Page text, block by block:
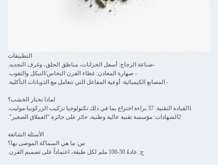
التطبيقات
-صناعة الزجاج: أسفل الخزانات، مناطق الحلق، وغرف التجديد.
- صهارة المعادن: غطاء الفرن النحاس/النيكل والثقوب.
- المصانع الكيميائية: أوعية المفاعل التي تتعامل مع الذوبانات التآكلية.
لماذا تختار الخشب؟
1القيادة التقنية: 37 براءة اختراع بما في ذلك تكنولوجيا تركيب الزركونيا-موليت.
2الشهادات: مؤسسة تقنية عالية وطنية، حائز على جائزة "العملاق الصغير".
الأسئلة الشائعة
س: ما هي السماكة الموصى بها؟
ج: عادةً 50-100 ملم لكل طبقة، اعتماداً على تصميم الفرن.